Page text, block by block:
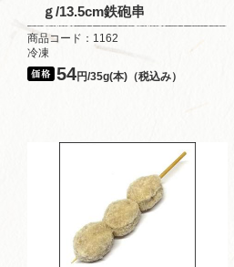
ｇ/13.5cm鉄砲串
商品コード：1162
冷凍
54円/35g(本)（税込み）